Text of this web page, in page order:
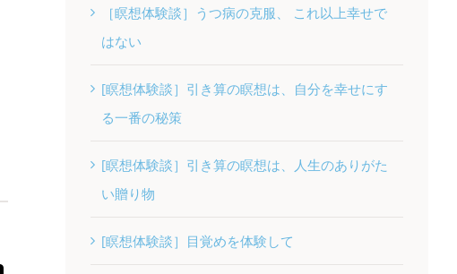
［瞑想体験談］うつ病の克服、 これ以上幸せで
はない
[瞑想体験談］引き算の瞑想は、自分を幸せにす
る一番の秘策
[瞑想体験談］引き算の瞑想は、人生のありがた
い贈り物
[瞑想体験談］目覚めを体験して